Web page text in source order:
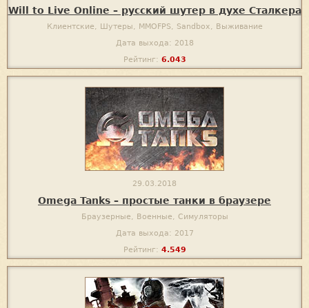
Will to Live Online – русский шутер в духе Сталкера
Клиентские, Шутеры, MMOFPS, Sandbox, Выживание
Дата выхода: 2018
Рейтинг: 6.043
29.03.2018
Omega Tanks – простые танки в браузере
Браузерные, Военные, Симуляторы
Дата выхода: 2017
Рейтинг: 4.549